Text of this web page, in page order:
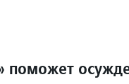
поможет